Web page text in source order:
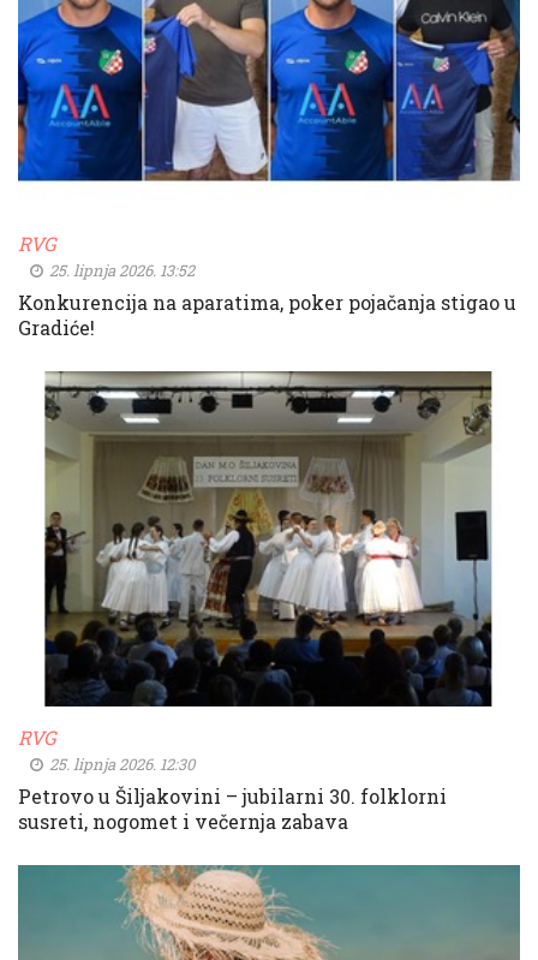
RVG
25. lipnja 2026. 13:52
Konkurencija na aparatima, poker pojačanja stigao u
Gradiće!
RVG
25. lipnja 2026. 12:30
Petrovo u Šiljakovini – jubilarni 30. folklorni
susreti, nogomet i večernja zabava